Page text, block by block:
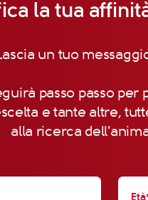
la tua
un tuo
passo passo
e tante altre,
alla ricerca